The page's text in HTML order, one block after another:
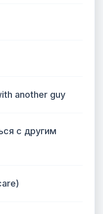
another guy
с другим